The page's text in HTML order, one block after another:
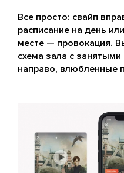
Все просто: свайп
расписание на день
месте — провокация.
схема зала с
направо, влюбленные